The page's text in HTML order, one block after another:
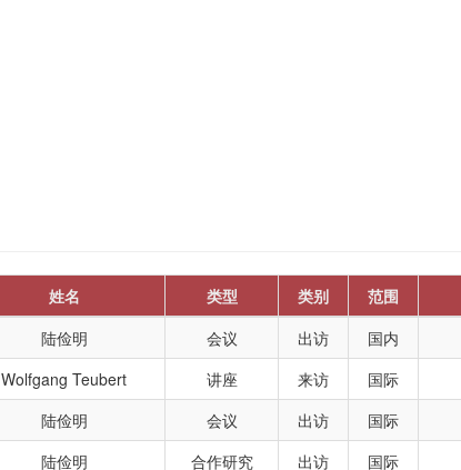
姓名 类型 类别 范围
陆俭明 会议 出访 国内
Wolfgang Teubert 讲座 来访 国际
陆俭明 会议 出访 国际
陆俭明 合作研究 出访 国际